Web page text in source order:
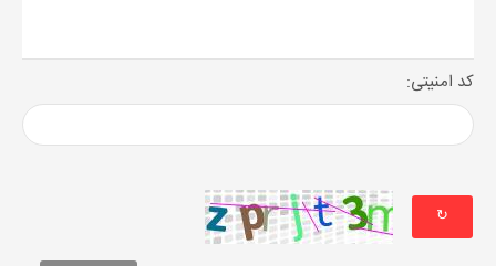
کد امنیتی:
↻